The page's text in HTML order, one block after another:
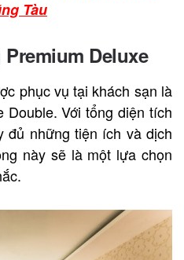
Tàu
Deluxe
phục vụ tại khách sạn là
Double. Với tổng diện tích
đủ những tiện ích và dịch
này sẽ là một lựa chọn